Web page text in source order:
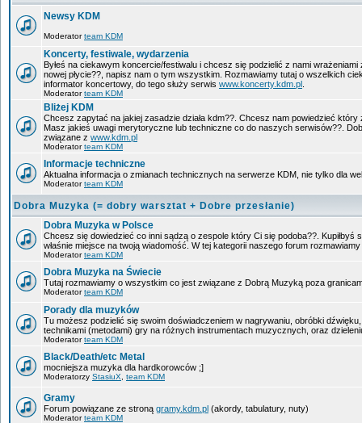
Newsy KDM
Moderatorteam KDM
Koncerty, festiwale, wydarzenia
Byłeś na ciekawym koncercie/festiwalu i chcesz się podzielić z nami
nowej płycie??, napisz nam o tym wszystkim. Rozmawiamy tutaj o wszelkich
informator koncertowy, do tego służy serwis www.koncerty.kdm.pl
Moderatorteam KDM
Bliżej KDM
Chcesz zapytać na jakiej zasadzie działa kdm??. Chcesz nam powiedzieć
Masz jakieś uwagi merytoryczne lub techniczne co do naszych serwisów??.
związane z www.kdm.pl
Moderatorteam KDM
Informacje techniczne
Aktualna informacja o zmianach technicznych na serwerze KDM, nie tylko dla
Moderatorteam KDM
Dobra Muzyka (= dobry warsztat + Dobre przesłanie)
Dobra Muzyka w Polsce
Chcesz się dowiedzieć co inni sądzą o zespole który Ci się podoba??. Kupiłbyś
właśnie miejsce na twoją wiadomość. W tej kategorii naszego forum
Moderatorteam KDM
Dobra Muzyka na Świecie
Tutaj rozmawiamy o wszystkim co jest związane z Dobrą Muzyką poza
Moderatorteam KDM
Porady dla muzyków
Tu możesz podzielić się swoim doświadczeniem w nagrywaniu, obróbki
technikami (metodami) gry na różnych instrumentach muzycznych, oraz
Moderatorteam KDM
Black/Death/etc Metal
mocniejsza muzyka dla hardkorowców ;]
Moderatorzy StasiuX team KDM
Gramy
Forum powiązane ze stroną gramy.kdm.pl (akordy, tabulatury, nuty)
Moderatorteam KDM